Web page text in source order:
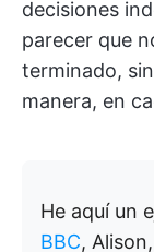
decisiones
parecer que
terminado,
manera, en
He aquí un
BBC,